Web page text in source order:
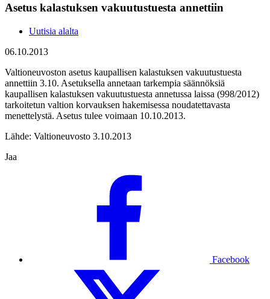
Asetus kalastuksen vakuutustuesta annettiin
Uutisia alalta
06.10.2013
Valtioneuvoston asetus kaupallisen kalastuksen vakuutustuesta
annettiin 3.10. Asetuksella annetaan tarkempia säännöksiä
kaupallisen kalastuksen vakuutustuesta annetussa laissa (998/2012)
tarkoitetun valtion korvauksen hakemisessa noudatettavasta
menettelystä. Asetus tulee voimaan 10.10.2013.
Lähde: Valtioneuvosto 3.10.2013
Jaa
Facebook